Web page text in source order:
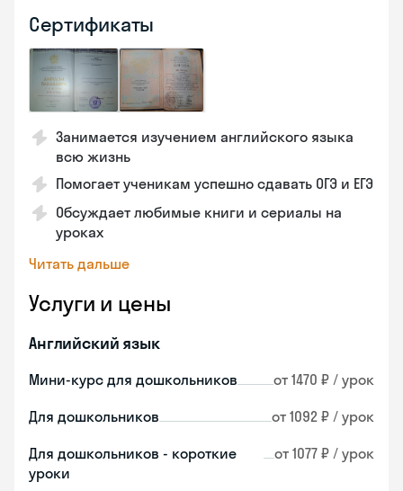
Сертификаты
Занимается изучением английского языка
всю жизнь
Помогает ученикам успешно сдавать ОГЭ и ЕГЭ
Обсуждает любимые книги и сериалы на
уроках
Читать дальше
Услуги и цены
Английский язык
Мини-курс для дошкольников от 1470 ₽ / урок
Для дошкольников от 1092 ₽ / урок
Для дошкольников - короткие
уроки
от 1077 ₽ / урок